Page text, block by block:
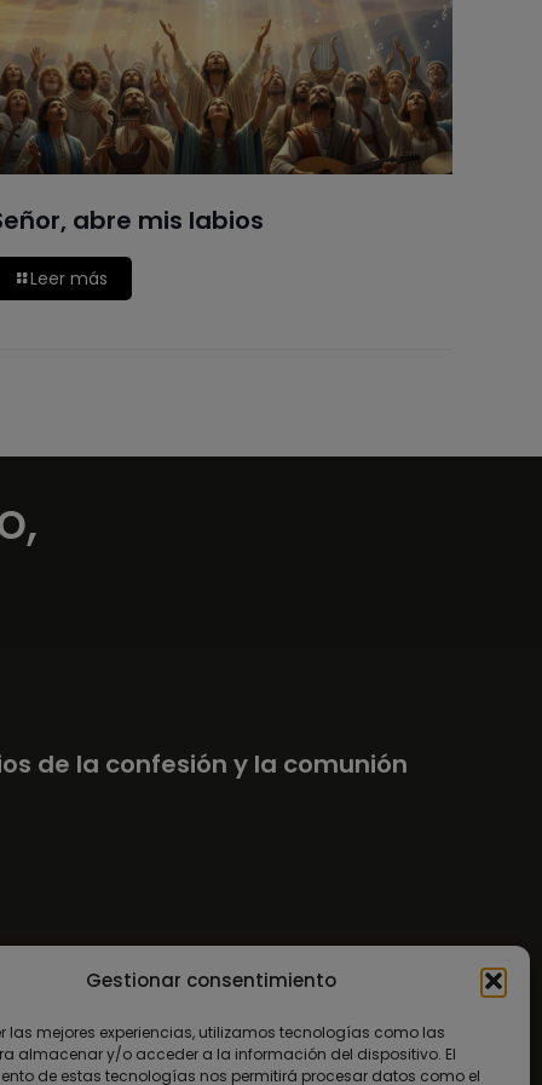
Gestionar consentimiento
las mejores experiencias, utilizamos tecnologías como las
almacenar y/o acceder a la información del dispositivo. El
de estas tecnologías nos permitirá procesar datos como el
abre mis labios
Leer más
de la confesión y la comunión
los días